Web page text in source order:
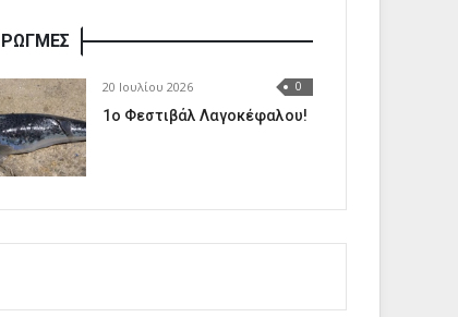
ΡΩΓΜΕΣ
20 Ιουλίου 2026 0
1o Φεστιβάλ Λαγοκέφαλου!